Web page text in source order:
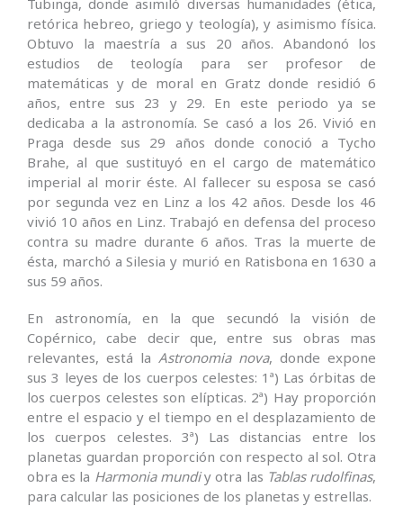
Tubinga, donde asimiló diversas humanidades (ética,
retórica hebreo, griego y teología), y asimismo física.
Obtuvo la maestría a sus 20 años. Abandonó los
estudios de teología para ser profesor de
matemáticas y de moral en Gratz donde residió 6
años, entre sus 23 y 29. En este periodo ya se
dedicaba a la astronomía. Se casó a los 26. Vivió en
Praga desde sus 29 años donde conoció a Tycho
Brahe, al que sustituyó en el cargo de matemático
imperial al morir éste. Al fallecer su esposa se casó
por segunda vez en Linz a los 42 años. Desde los 46
vivió 10 años en Linz. Trabajó en defensa del proceso
contra su madre durante 6 años. Tras la muerte de
ésta, marchó a Silesia y murió en Ratisbona en 1630 a
sus 59 años.
En astronomía, en la que secundó la visión de
Copérnico, cabe decir que, entre sus obras mas
relevantes, está la Astronomia nova, donde expone
sus 3 leyes de los cuerpos celestes: 1ª) Las órbitas de
los cuerpos celestes son elípticas. 2ª) Hay proporción
entre el espacio y el tiempo en el desplazamiento de
los cuerpos celestes. 3ª) Las distancias entre los
planetas guardan proporción con respecto al sol. Otra
obra es la Harmonia mundiy otra las Tablas rudolfinas,
para calcular las posiciones de los planetas y estrellas.